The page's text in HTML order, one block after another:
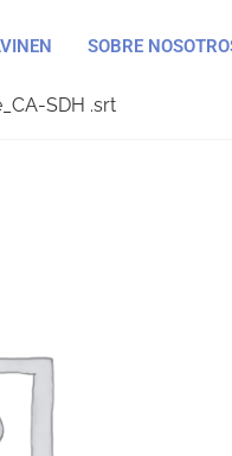
SOBRE
SDH .srt